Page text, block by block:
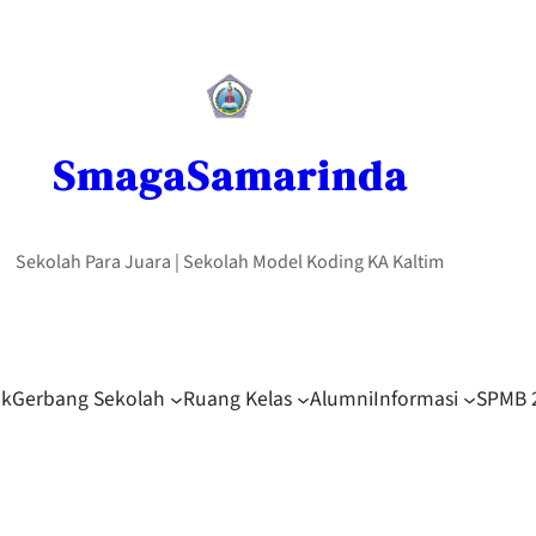
SmagaSamarinda
Sekolah Para Juara | Sekolah Model Koding KA Kaltim
Gerbang Sekolah Ruang Kelas AlumniInformasi SPMB